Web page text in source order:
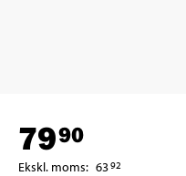
7990
Ekskl. moms: 6392